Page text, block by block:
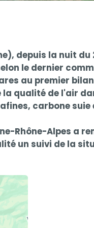
depuis la nuit du
le dernier
au premier
qualité de l'air
carbone
Rhône-Alpes a
un suivi de la